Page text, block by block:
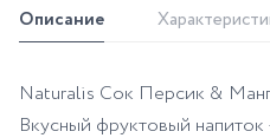
Описание
Naturalis Сок Персик &
Вкусный фруктовый